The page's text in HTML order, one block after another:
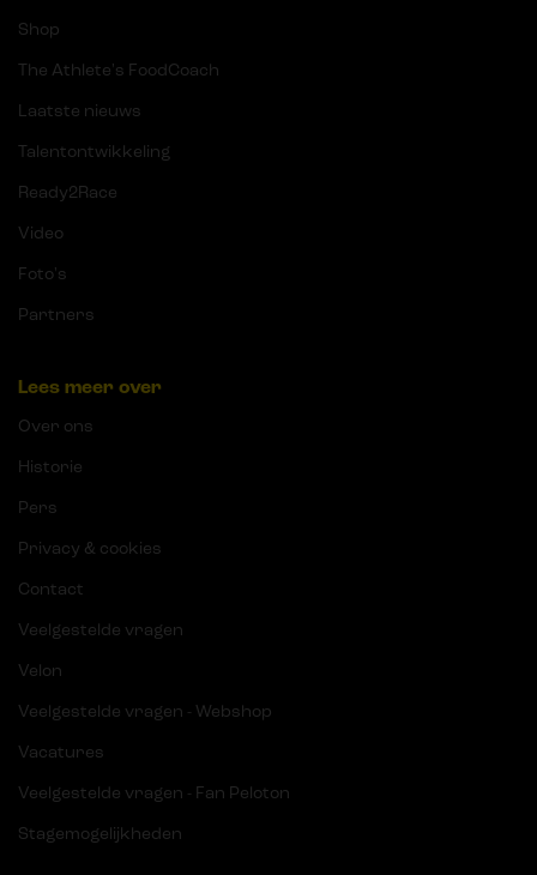
Shop
The Athlete's FoodCoach
Laatste nieuws
Talentontwikkeling
Ready2Race
Video
Foto's
Partners
Lees meer over
Over ons
Historie
Pers
Privacy & cookies
Contact
Veelgestelde vragen
Velon
Veelgestelde vragen - Webshop
Vacatures
Veelgestelde vragen - Fan Peloton
Stagemogelijkheden